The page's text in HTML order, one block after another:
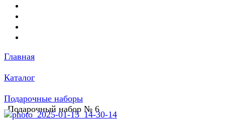
Главная
Каталог
Подарочные наборы
Подарочный набор № 6